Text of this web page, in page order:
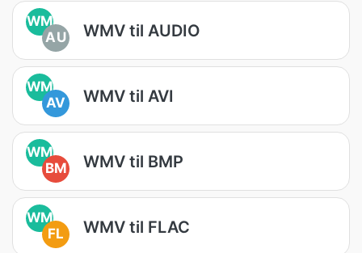
WM
AU
WMV til AUDIO
WM
AV
WMV til AVI
WM
BM
WMV til BMP
WM
FL
WMV til FLAC